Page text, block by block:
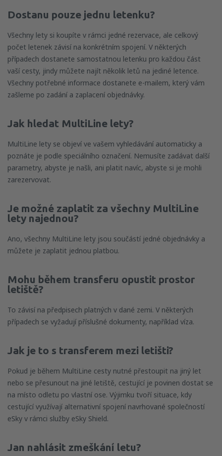
Dostanu pouze jednu letenku?
Všechny lety si koupíte v rámci jedné rezervace, ale celkový
počet letenek závisí na konkrétním spojení. V některých
případech dostanete samostatnou letenku pro každou část
vaší cesty, jindy můžete najít několik letů na jediné letence.
Všechny potřebné informace dostanete e-mailem, který vám
zašleme po zadání a zaplacení objednávky.
Jak hledat MultiLine lety?
MultiLine lety se objeví ve vašem vyhledávání automaticky a
poznáte je podle speciálního označení. Nemusíte zadávat další
parametry, abyste je našli, ani platit navíc, abyste si je mohli
zarezervovat.
Je možné zaplatit za všechny MultiLine
lety najednou?
Ano, všechny MultiLine lety jsou součástí jedné objednávky a
můžete je zaplatit jednou platbou.
Mohu během transferu opustit prostor
letiště?
To závisí na předpisech platných v dané zemi. V některých
případech se vyžadují příslušné dokumenty, například víza.
Jak je to s transferem mezi letišti?
Pokud je během MultiLine cesty nutné přestoupit na jiný let
nebo se přesunout na jiné letiště, cestující je povinen dostat se
na místo odletu po vlastní ose. Výjimku tvoří situace, kdy
cestující využívají alternativní spojení navrhované společností
eSky v rámci služby eSky Shield.
Jan nahlásit zmeškání letu?